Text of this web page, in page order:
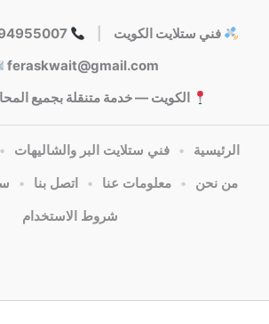
فني ستلايت الكويت 94955007
feraskwait@gmail.com
الكويت — خدمة متنقلة بجميع
الرئيسية • فني ستلايت البر والشاليهات •
من نحن • معلومات عنا • اتصل بنا •
شروط الاستخدام